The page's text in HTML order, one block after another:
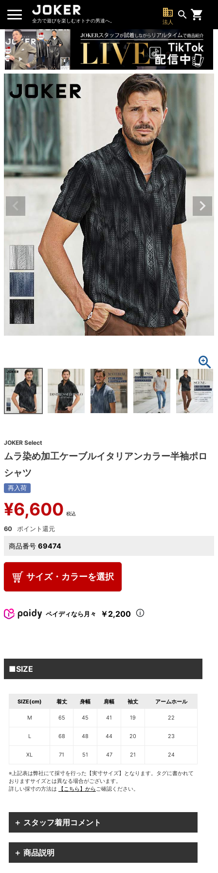
全力で遊びを楽しむオトナの男達へ。
business
法人
search
JOKER Select
ムラ染め加工ケーブルイタリアンカラー半袖ポロ
シャツ
再入荷
¥6,600 税込
60
商品番号 69474
サイズ・カラーを選択
ペイディなら月々 ￥2,200
■SIZE
SIZE(cm) 着丈 身幅 肩幅 袖丈 アームホール
M 65 45 41 19 22
L 68 48 44 20 23
XL 71 51 47 21 24
※上記表は弊社にて採寸を行った【実寸サイズ】となります。タグに書かれて
おりますサイズとは異なる場合がございます。
詳しい採寸の方法は
【こちら】からご確認ください。
＋ スタッフ着用コメント
＋ 商品説明